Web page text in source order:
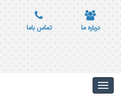
درباره ما تماس باما